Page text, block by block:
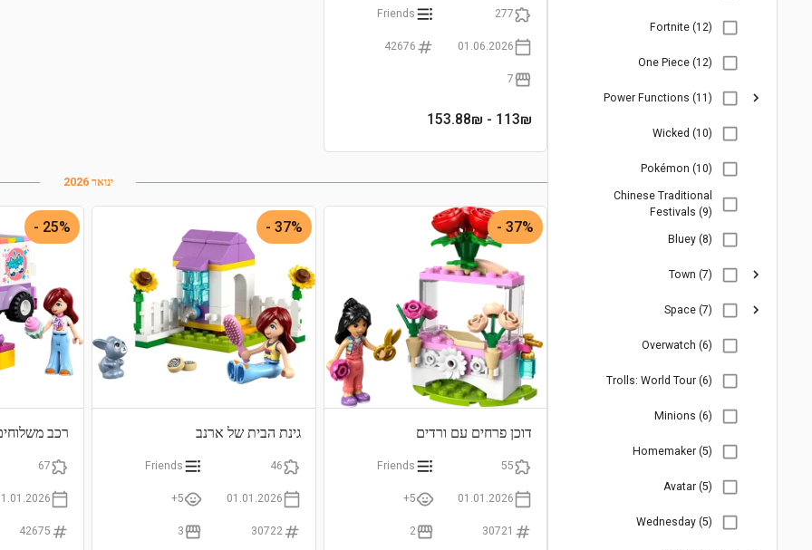
Fortnite (12)
One Piece (12)
Power Functions (11)
Wicked (10)
Pokémon (10)
Chinese Traditional
Festivals (9)
Bluey (8)
Town (7)
Space (7)
Overwatch (6)
Trolls: World Tour (6)
Minions (6)
Homemaker (5)
Avatar (5)
Wednesday (5)
277
Friends
01.06.2026
42676
7
113₪
- 153.88₪
ינואר 2026
37% -
דוכן פרחים עם ורדים
55
Friends
01.01.2026
5+
30721
2
37% -
גינת הבית של ארנב
46
Friends
01.01.2026
5+
30722
3
25% -
רכב
67
42675